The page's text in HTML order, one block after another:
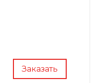
Заказать